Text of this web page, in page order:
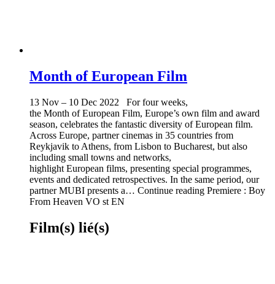
Month of European Film
13 Nov – 10 Dec 2022 For four weeks,
the Month of European Film, Europe’s own film and award
season, celebrates the fantastic diversity of European film.
Across Europe, partner cinemas in 35 countries from
Reykjavik to Athens, from Lisbon to Bucharest, but also
including small towns and networks,
highlight European films, presenting special programmes,
events and dedicated retrospectives. In the same period, our
partner MUBI presents a… Continue reading Premiere : Boy
From Heaven VO st EN
Film(s) lié(s)